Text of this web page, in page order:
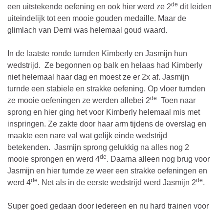
een uitstekende oefening en ook hier werd ze 2de dit leiden
uiteindelijk tot een mooie gouden medaille. Maar de
glimlach van Demi was helemaal goud waard.
In de laatste ronde turnden Kimberly en Jasmijn hun
wedstrijd. Ze begonnen op balk en helaas had Kimberly
niet helemaal haar dag en moest ze er 2x af. Jasmijn
turnde een stabiele en strakke oefening. Op vloer turnden
ze mooie oefeningen ze werden allebei 2de
Toen naar
sprong en hier ging het voor Kimberly helemaal mis met
inspringen. Ze zakte door haar arm tijdens de overslag en
maakte een nare val wat gelijk einde wedstrijd
betekenden. Jasmijn sprong gelukkig na alles nog 2
mooie sprongen en werd 4de. Daarna alleen nog brug voor
Jasmijn en hier turnde ze weer een strakke oefeningen en
werd 4de. Net als in de eerste wedstrijd werd Jasmijn 2de.
Super goed gedaan door iedereen en nu hard trainen voor